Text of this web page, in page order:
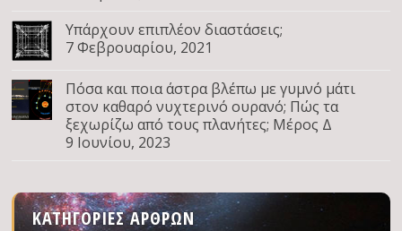
Υπάρχουν επιπλέον διαστάσεις;
7 Φεβρουαρίου, 2021
Πόσα και ποια άστρα βλέπω με γυμνό μάτι
στον καθαρό νυχτερινό ουρανό; Πώς τα
ξεχωρίζω από τους πλανήτες; Μέρος Δ
9 Ιουνίου, 2023
ΚΑΤΗΓΟΡΊΕΣ ΆΡΘΡΩΝ